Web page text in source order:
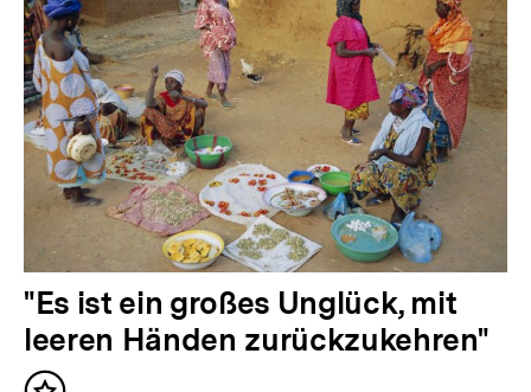
"Es ist ein großes Unglück, mit
leeren Händen zurückzukehren"